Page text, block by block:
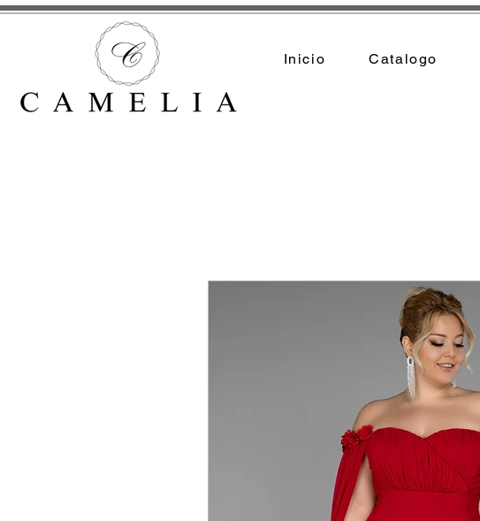
Inicio Catalogo